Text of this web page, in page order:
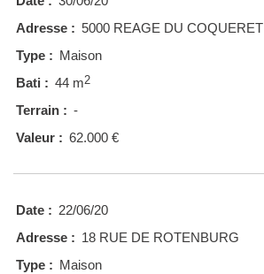
Adresse : 5000 REAGE DU COQUERET
Type : Maison
Bati : 44 m2
Terrain : -
Valeur : 62.000 €
Date : 22/06/20
Adresse : 18 RUE DE ROTENBURG
Type : Maison